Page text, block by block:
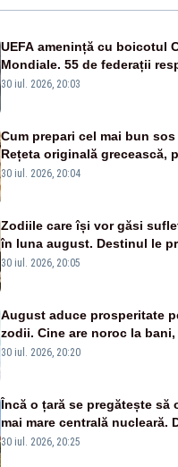
UEFA amenință cu boicotul
Mondiale. 55 de federații
FIFA al lui Infantino
30 iul. 2026, 20:03
Cum prepari cel mai bun
Rețeta originală grecească,
30 iul. 2026, 20:04
Zodiile care își vor găsi
în luna august. Destinul le
mai mare surpriză
30 iul. 2026, 20:05
August aduce prosperitate
zodii. Cine are noroc la bani,
iubire
30 iul. 2026, 20:20
Încă o țară se pregătește să
mai mare centrală nucleară.
Dunării a ajuns la un nivel
30 iul. 2026, 20:25